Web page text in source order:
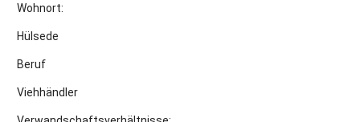
Wohnort:
Hülsede
Beruf
Viehhändler